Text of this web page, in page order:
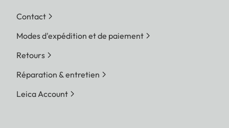
Contact
Modes d'expédition et de paiement
Retours
Réparation & entretien
Leica Account